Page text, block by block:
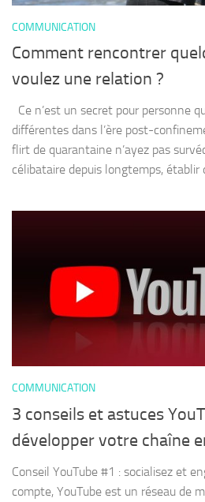
COMMUNICATION
Comment rencontrer
voulez une relation ?
Ce n’est un secret pour personne
différentes dans l’ère post-
flirt de quarantaine n’ayez pas
célibataire depuis longtemps, établir
COMMUNICATION
3 conseils et astuces
développer votre chaîne
Conseil YouTube #1 : socialisez et
compte, YouTube est un réseau de